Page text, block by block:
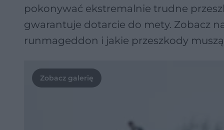
pokonywać ekstremalnie trudne
gwarantuje dotarcie do mety. Zobacz
runmageddon i jakie przeszkody